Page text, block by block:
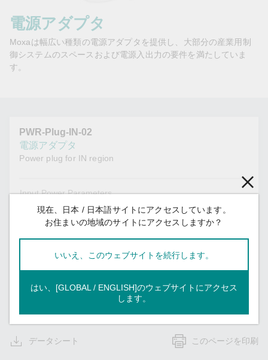
問い合わせ
ートナー・ゾーン
Moxa
電源アダプタ
Moxaは幅広い種類の電源アダプタを提供し、大部分の産業用制
御システムのスペースおよび電源入出力の要件を満たしていま
す。
PWR-Plug-IN-02
電源アダプタ
Power plug for IN region
Input Power Parameters
Voltage Range 100 to 240 VAC (50 to 60 Hz)
Warranty Period 1.5 years
www.moxa.com/jp/warranty
データシート このページを印刷
現在、日本 / 日本語サイトにアクセスしています。
お住まいの地域のサイトにアクセスしますか？
いいえ、このウェブサイトを続行します。
はい、[GLOBAL / ENGLISH]のウェブサイトにアクセス
します。